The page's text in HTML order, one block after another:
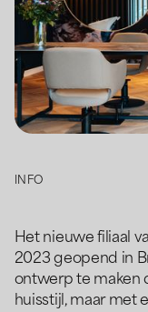
INFO
Het nieuwe filiaal
2023 geopend in
ontwerp te maken
huisstijl, maar met